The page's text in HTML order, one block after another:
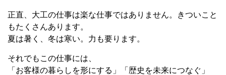
正直、大工の仕事は楽な仕事ではありません。きついこと
もたくさんあります。
夏は暑く、冬は寒い。力も要ります。
それでもこの仕事には、
「お客様の暮らしを形にする」「歴史を未来につなぐ」